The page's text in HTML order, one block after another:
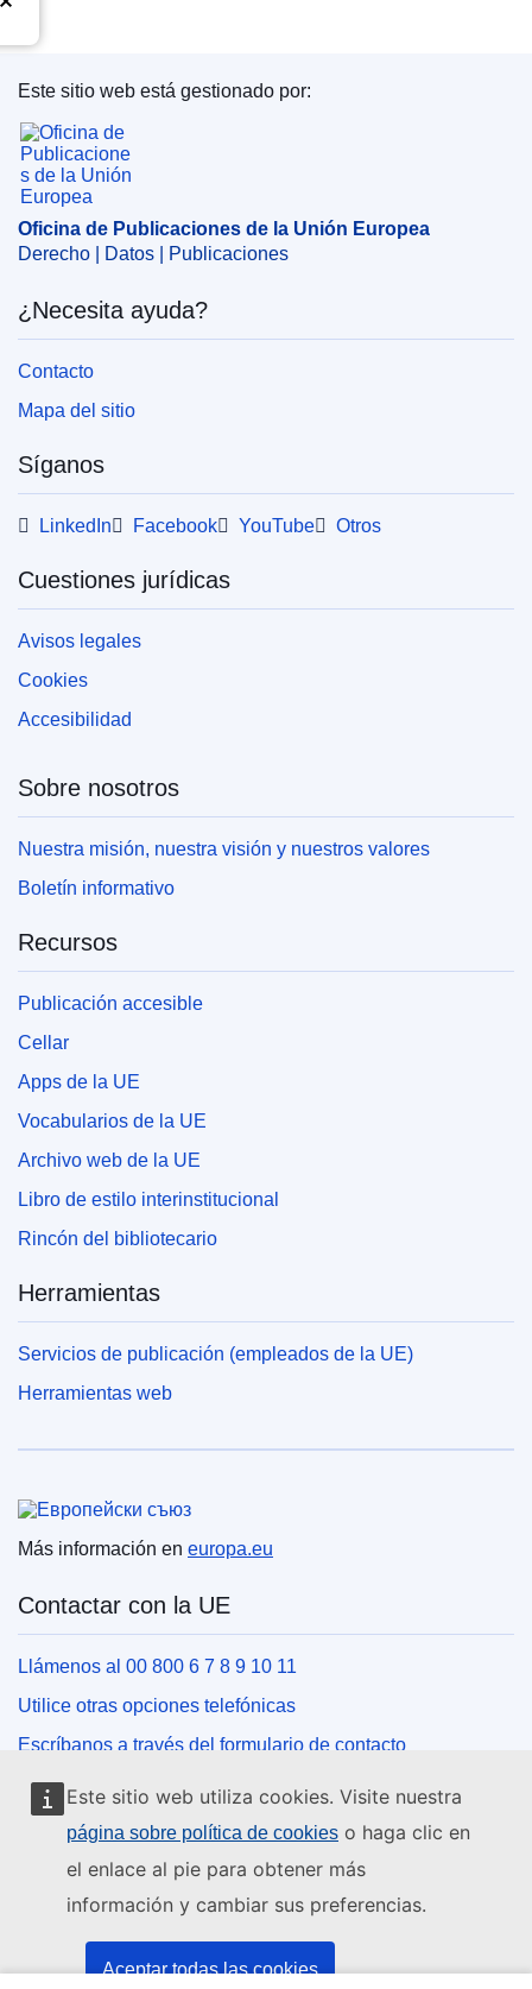
Este sitio web utiliza cookies. Visite nuestra
página sobre política de cookies o haga clic en
el enlace al pie para obtener más
información y cambiar sus preferencias.
Aceptar todas las cookies
Oficina de Publicaciones de la Unión Europea
Este sitio web está gestionado por:
Oficina de Publicaciones de la Unión Europea
Derecho | Datos | Publicaciones
¿Necesita ayuda?
Contacto
Mapa del sitio
Síganos
LinkedIn Facebook YouTube Otros
Cuestiones jurídicas
Avisos legales
Cookies
Accesibilidad
Sobre nosotros
Nuestra misión, nuestra visión y nuestros valores
Boletín informativo
Recursos
Publicación accesible
Cellar
Apps de la UE
Vocabularios de la UE
Archivo web de la UE
Libro de estilo interinstitucional
Rincón del bibliotecario
Herramientas
Servicios de publicación (empleados de la UE)
Herramientas web
Más información en europa.eu
Contactar con la UE
Llámenos al 00 800 6 7 8 9 10 11
Utilice otras opciones telefónicas
Escríbanos a través del formulario de contacto
Venga a conocernos a una de las oficinas de la UE
Redes sociales
Buscar los canales de la UE en las redes sociales
Instituciones y organismos de la UE